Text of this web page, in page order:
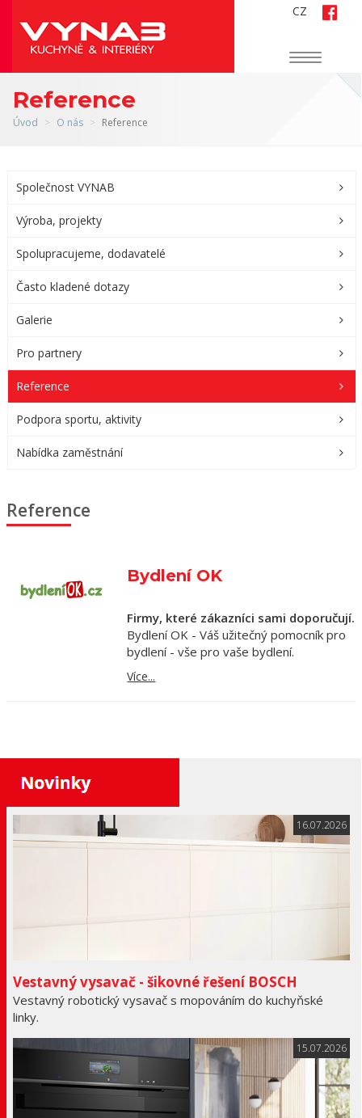
Navigace
CZ
Reference
Úvod O nás Reference
Společnost VYNAB
Výroba, projekty
Spolupracujeme, dodavatelé
Často kladené dotazy
Galerie
Pro partnery
Reference
Podpora sportu, aktivity
Nabídka zaměstnání
Reference
Bydlení OK
Firmy, které zákazníci sami doporučují.
Bydlení OK - Váš užitečný pomocník pro
bydlení - vše pro vaše bydlení.
Více...
16.07.2026
Vestavný vysavač - šikovné řešení BOSCH
Vestavný robotický vysavač s mopováním do kuchyňské
linky.
15.07.2026